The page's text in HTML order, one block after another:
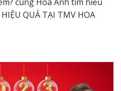
QUẢ TẠI TMV HOA